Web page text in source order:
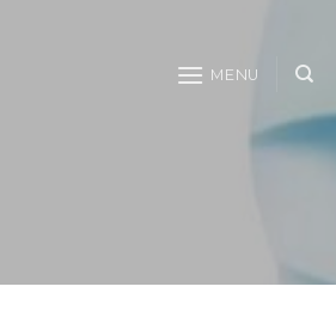
MENU